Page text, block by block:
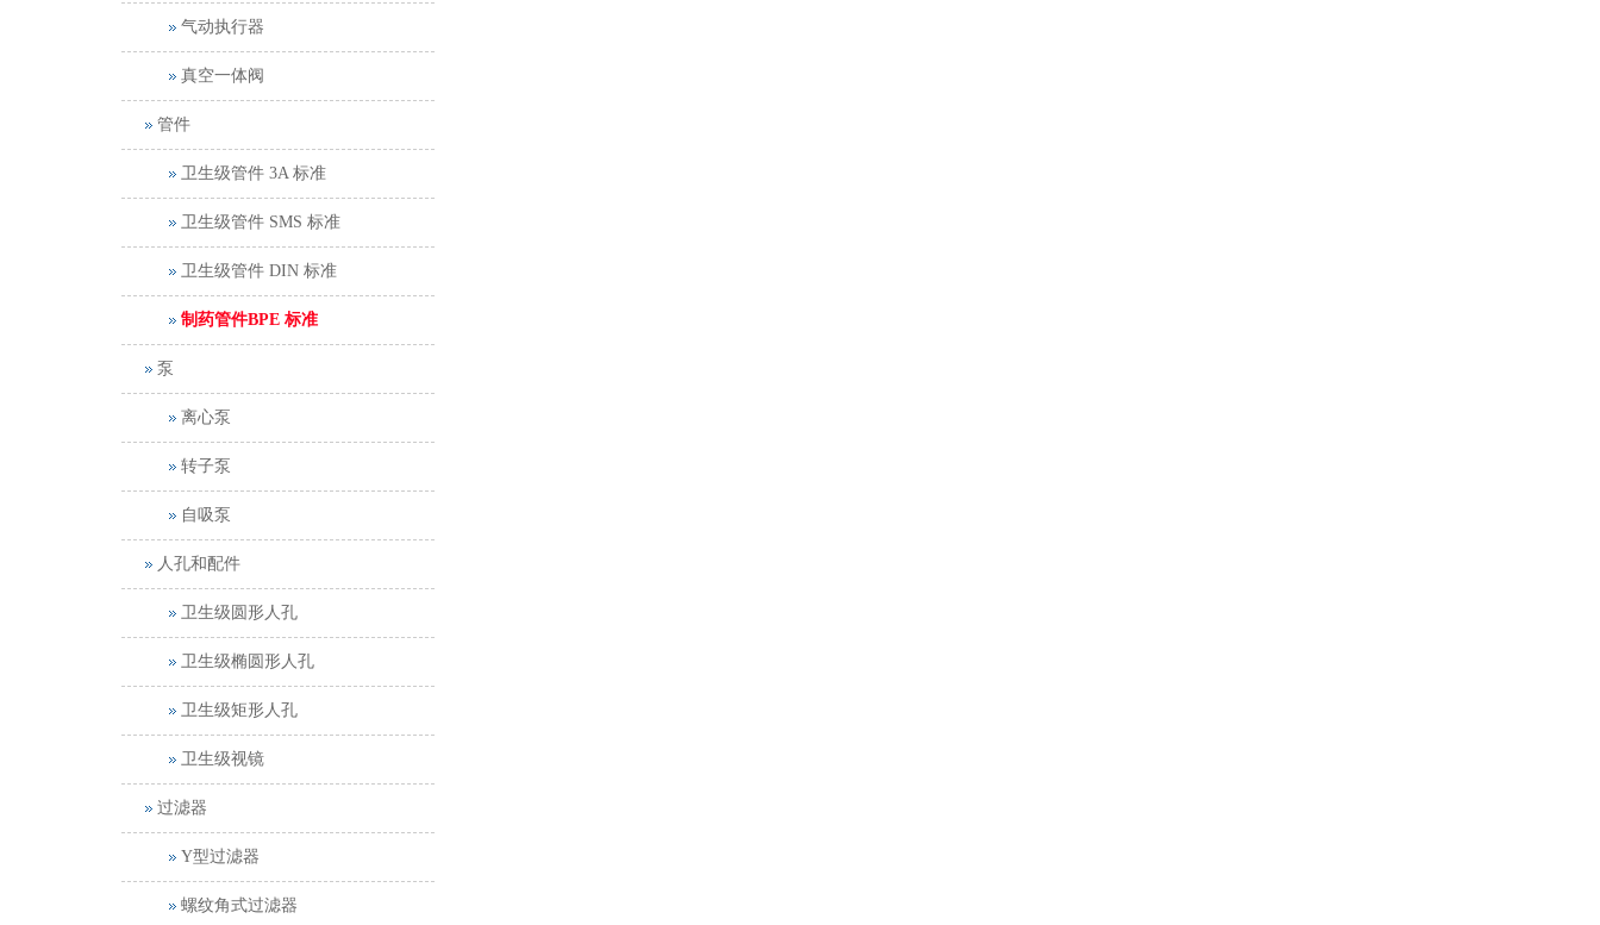
气动执行器
真空一体阀
管件
卫生级管件 3A 标准
卫生级管件 SMS 标准
卫生级管件 DIN 标准
制药管件BPE 标准
泵
离心泵
转子泵
自吸泵
人孔和配件
卫生级圆形人孔
卫生级椭圆形人孔
卫生级矩形人孔
卫生级视镜
过滤器
Y型过滤器
螺纹角式过滤器